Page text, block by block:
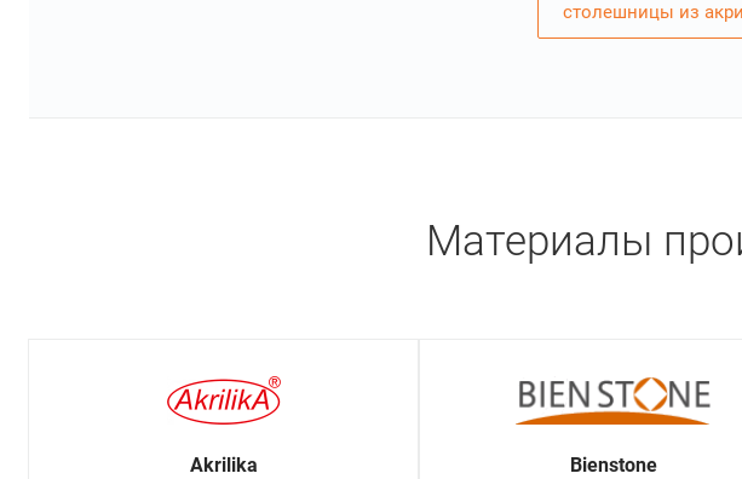
столешницы из
Материалы
Akrilika Bienstone